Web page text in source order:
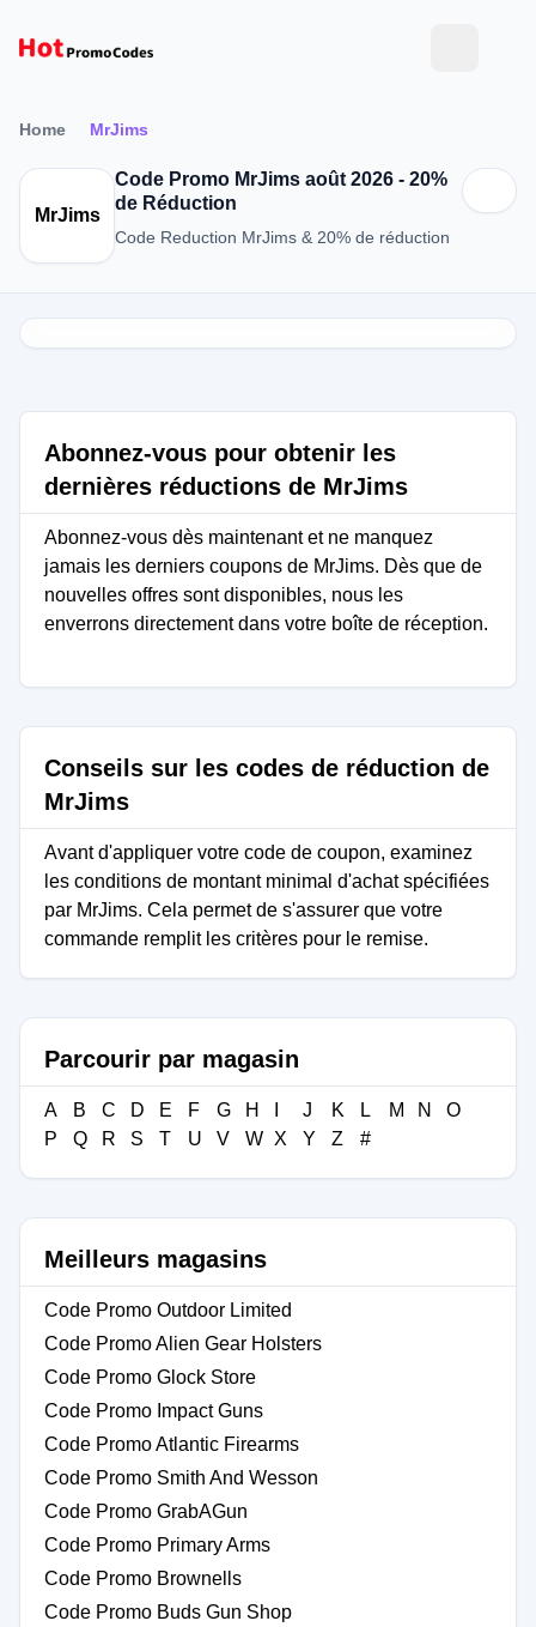
Home MrJims
MrJims
Code Promo MrJims août 2026 - 20%
de Réduction
Code Reduction MrJims & 20% de réduction
Abonnez-vous pour obtenir les
dernières réductions de MrJims
Abonnez-vous dès maintenant et ne manquez
jamais les derniers coupons de MrJims. Dès que de
nouvelles offres sont disponibles, nous les
enverrons directement dans votre boîte de réception.
Conseils sur les codes de réduction de
MrJims
Avant d'appliquer votre code de coupon, examinez
les conditions de montant minimal d'achat spécifiées
par MrJims. Cela permet de s'assurer que votre
commande remplit les critères pour le remise.
Parcourir par magasin
A B C D E F G H J K L M N
O
P
Q R S T U V W X Y Z #
Meilleurs magasins
Code Promo Outdoor Limited
Code Promo Alien Gear Holsters
Code Promo Glock Store
Code Promo Impact Guns
Code Promo Atlantic Firearms
Code Promo Smith And Wesson
Code Promo GrabAGun
Code Promo Primary Arms
Code Promo Brownells
Code Promo Buds Gun Shop